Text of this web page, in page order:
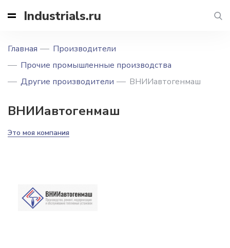
Industrials.ru
Главная
Производители
Прочие промышленные производства
Другие производители
ВНИИавтогенмаш
ВНИИавтогенмаш
Это моя компания